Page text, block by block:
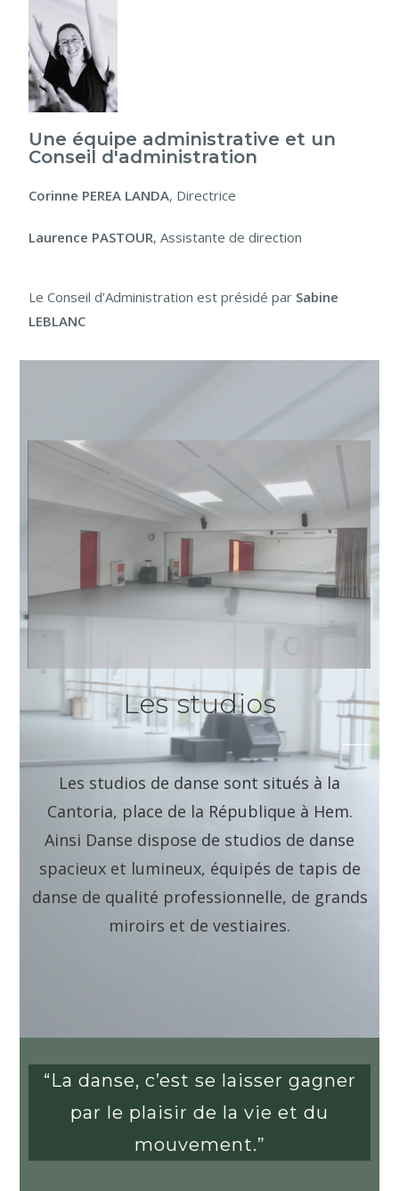
Une équipe administrative et un
Conseil d'administration
Corinne PEREA LANDA, Directrice
Laurence PASTOUR, Assistante de direction
Le Conseil d’Administration est présidé par Sabine
LEBLANC
Les studios
Les studios de danse sont situés à la
Cantoria, place de la République à Hem.
Ainsi Danse dispose de studios de danse
spacieux et lumineux, équipés de tapis de
danse de qualité professionnelle, de grands
miroirs et de vestiaires.
“La danse, c’est se laisser gagner
par le plaisir de la vie et du
mouvement.”